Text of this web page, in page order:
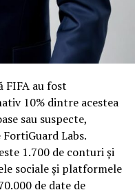
cere
o cameră de hotel
oaspeți diferiți,
uneori mai multe
Această
presiune reală pe
printre primele
în zona din jurul
FIFA au fost
10% dintre acestea
sau suspecte,
Labs.
1.700 de conturi și
sociale și platformele
de date de